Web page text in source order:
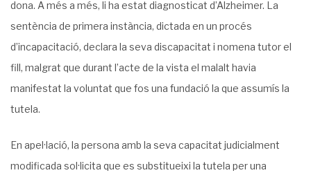
dona. A més a més, li ha estat diagnosticat d’Alzheimer. La
sentència de primera instància, dictada en un procés
d’incapacitació, declara la seva discapacitat i nomena tutor el
fill, malgrat que durant l’acte de la vista el malalt havia
manifestat la voluntat que fos una fundació la que assumís la
tutela.
En apel·lació, la persona amb la seva capacitat judicialment
modificada sol·licita que es substitueixi la tutela per una